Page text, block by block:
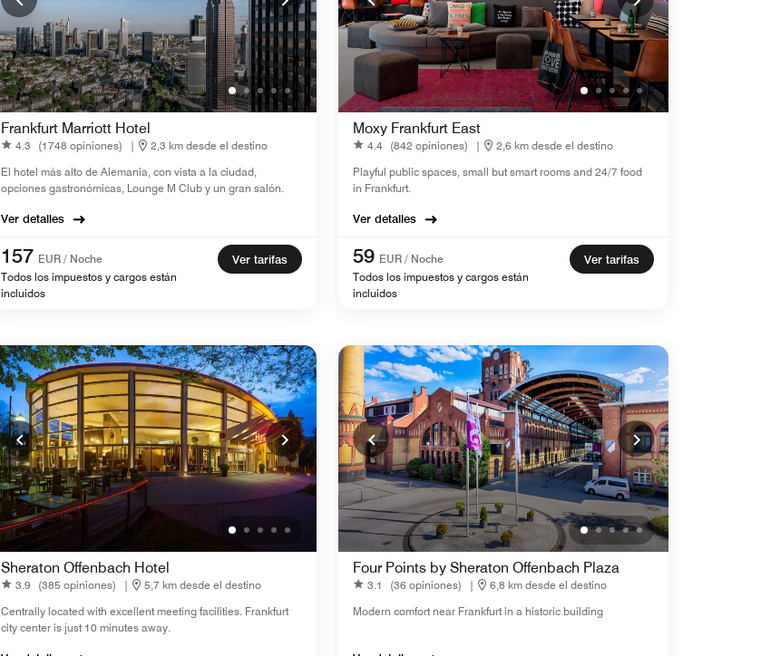
Frankfurt Marriott Hotel
4.3 (1748 opiniones) |
2,3 km desde el destino
El hotel más alto de Alemania, con vista a la ciudad,
opciones gastronómicas, Lounge M Club y un gran salón.
Ver detalles
157 EUR / Noche
Todos los impuestos y cargos están
incluidos
Ver tarifas
Moxy Frankfurt East
4.4 (842 opiniones) |
2,6 km desde el destino
Playful public spaces, small but smart rooms and 24/7 food
in Frankfurt.
Ver detalles
59 EUR / Noche
Todos los impuestos y cargos están
incluidos
Ver tarifas
Sheraton Offenbach Hotel
3.9 (385 opiniones) |
5,7 km desde el destino
Centrally located with excellent meeting facilities. Frankfurt
city center is just 10 minutes away.
Four Points by Sheraton Offenbach Plaza
3.1 (36 opiniones) |
6,8 km desde el destino
Modern comfort near Frankfurt in a historic building